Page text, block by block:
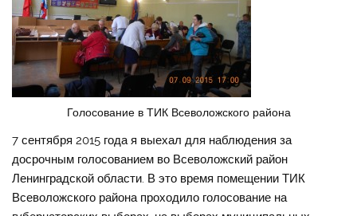
Голосование в ТИК Всеволожского района
7 сентября 2015 года я выехал для наблюдения за
досрочным голосованием во Всеволожский район
Ленинградской области. В это время помещении ТИК
Всеволожского района проходило голосование на